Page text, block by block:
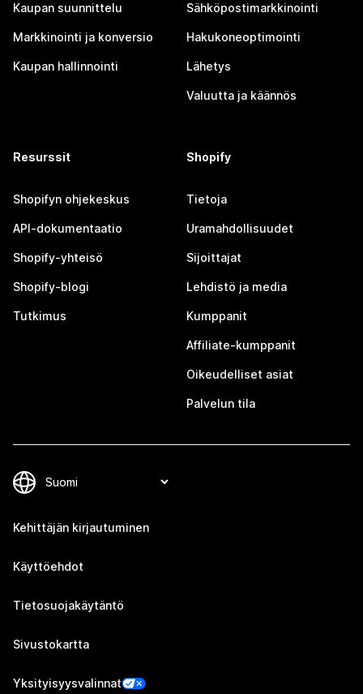
Kaupan suunnittelu
Markkinointi ja konversio
Kaupan hallinnointi
Sähköpostimarkkinointi
Hakukoneoptimointi
Lähetys
Valuutta ja käännös
Resurssit
Shopifyn ohjekeskus
API-dokumentaatio
Shopify-yhteisö
Shopify-blogi
Tutkimus
Shopify
Tietoja
Uramahdollisuudet
Sijoittajat
Lehdistö ja media
Kumppanit
Affiliate-kumppanit
Oikeudelliset asiat
Palvelun tila
Kehittäjän kirjautuminen
Käyttöehdot
Tietosuojakäytäntö
Sivustokartta
Yksityisyysvalinnat